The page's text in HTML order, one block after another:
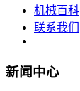
机械百科
联系我们
新闻中心